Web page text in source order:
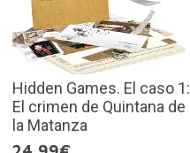
Hidden Games. El caso 1:
El crimen de Quintana de
la Matanza